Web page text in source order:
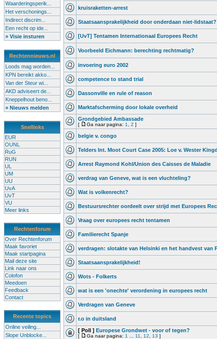
Waarderingsperik...
Het verschonings...
Indirect discrim...
Een recht op ide...
» Visie insturen
Rechtennieuws.nl
Loods mag worden...
KPN bereikt akko...
Van der Steur wi...
AKD adviseert de...
Kneppelhout beno...
» Nieuws melden
Snellinks
EUR
OUNL
RuG
RUN
UL
UM
UU
UvA
UvT
VU
Meer links
Rechtenforum
Over Rechtenforum
Maak favoriet
Maak startpagina
Mail deze site
Link naar ons
Colofon
Meedoen
Feedback
Contact
Recente topics
Online veiling...
Slope Unblocke...
kruisraketten-arrest
Staatsaansprakelijkheid door onderdaan niet-lidstaat?
[UvT] Tentamen Internationaal Europees Recht
Voorbeeld Eichmann: berechting rechtmatig?
invoering euro 2002
competence to stand trial
Dassonville en rule of reason
Marktafscherming door lokale overheid
Grondgebied Ambassade
[ Ga naar pagina: 1 2 ]
belgie v. congo
Telders Int. Moot Court Case 2005: Loe v. Wester
Arrest Raymond Kohl/Union des Caisses de Maladie
verdrag van Geneve, wat is een vluchteling?
Wat is volkenrecht?
Bestuursrechter oordeelt over strijd met Europees
Vraag over europees recht tentamen
Familierecht Spanje
verdragen: slotakte van Helsinki en het handvest van
Staatsaansprakelijkheid!
Wots - Folkerts
wat is een 'onechte' verordening in europees recht
Verdragen van Geneve
r.o in duitsland
[ Poll ] Europese Grondwet - voor of tegen?
[ Ga naar pagina: 1 11 12 13 ]